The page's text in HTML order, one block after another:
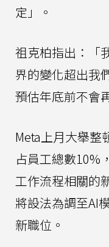
定」。
祖克柏指出：「
界的變化超出我
預估年底前不會
Meta上月大舉整
占員工總數10%
工作流程相關的
將設法為調至AI
新職位。